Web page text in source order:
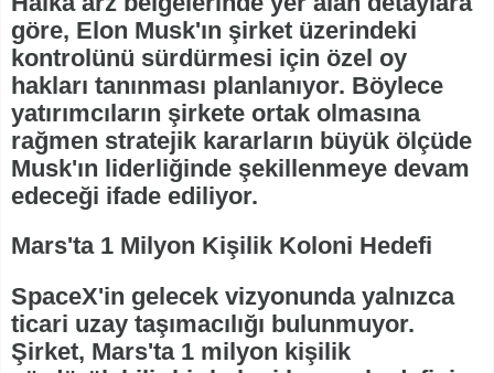
göre, Elon Musk'ın şirket üzerindeki
kontrolünü sürdürmesi için özel oy
hakları tanınması planlanıyor. Böylece
yatırımcıların şirkete ortak olmasına
rağmen stratejik kararların büyük ölçüde
Musk'ın liderliğinde şekillenmeye devam
edeceği ifade ediliyor.
Mars'ta 1 Milyon Kişilik Koloni Hedefi
SpaceX'in gelecek vizyonunda yalnızca
ticari uzay taşımacılığı bulunmuyor.
Şirket, Mars'ta 1 milyon kişilik